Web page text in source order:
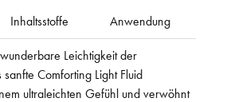
Inhaltsstoffe Anwendung
Leichtigkeit der
Comforting Light Fluid
ultraleichten Gefühl und verwöhnt